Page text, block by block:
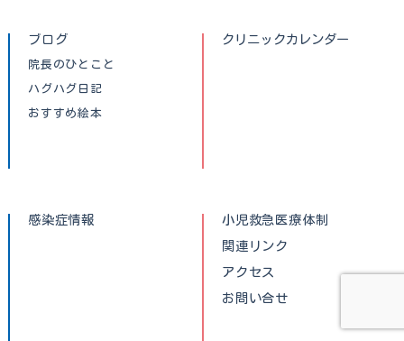
ブログ
院長のひとこと
ハグハグ日記
おすすめ絵本
クリニックカレンダー
感染症情報
小児救急医療体制
関連リンク
アクセス
お問い合せ